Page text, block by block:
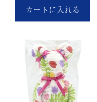
カートに入れる